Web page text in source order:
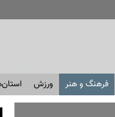
فرهنگ و هنر ورزش